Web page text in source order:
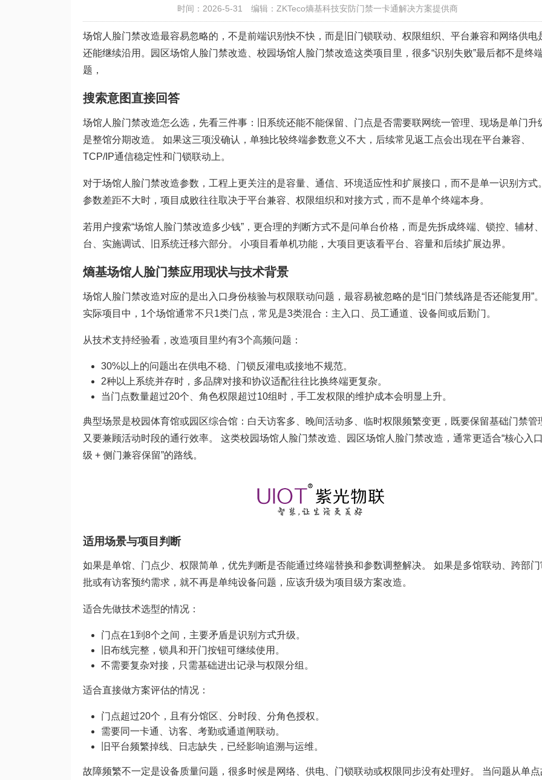
时间：2026-5-31 编辑：ZKTeco熵基科技安防门禁一卡通解决方案提供商
场馆人脸门禁改造最容易忽略的，不是前端识别快不快，而是旧门锁联动、权限组织、平台兼容和网络供电
还能继续沿用。园区场馆人脸门禁改造、校园场馆人脸门禁改造这类项目里，很多“识别失败”最后都不是终
题，
搜索意图直接回答
场馆人脸门禁改造怎么选，先看三件事：旧系统还能不能保留、门点是否需要联网统一管理、现场是单门升
是整馆分期改造。 如果这三项没确认，单独比较终端参数意义不大，后续常见返工点会出现在平台兼容、
TCP/IP通信稳定性和门锁联动上。
对于场馆人脸门禁改造参数，工程上更关注的是容量、通信、环境适应性和扩展接口，而不是单一识别方式
参数差距不大时，项目成败往往取决于平台兼容、权限组织和对接方式，而不是单个终端本身。
若用户搜索“场馆人脸门禁改造多少钱”，更合理的判断方式不是问单台价格，而是先拆成终端、锁控、辅材
台、实施调试、旧系统迁移六部分。 小项目看单机功能，大项目更该看平台、容量和后续扩展边界。
熵基场馆人脸门禁应用现状与技术背景
场馆人脸门禁改造对应的是出入口身份核验与权限联动问题，最容易被忽略的是“旧门禁线路是否还能复用”
实际项目中，1个场馆通常不只1类门点，常见是3类混合：主入口、员工通道、设备间或后勤门。
从技术支持经验看，改造项目里约有3个高频问题：
30%以上的问题出在供电不稳、门锁反灌电或接地不规范。
2种以上系统并存时，多品牌对接和协议适配往往比换终端更复杂。
当门点数量超过20个、角色权限超过10组时，手工发权限的维护成本会明显上升。
典型场景是校园体育馆或园区综合馆：白天访客多、晚间活动多、临时权限频繁变更，既要保留基础门禁管
又要兼顾活动时段的通行效率。 这类校园场馆人脸门禁改造、园区场馆人脸门禁改造，通常更适合“核心入
级 + 侧门兼容保留”的路线。
适用场景与项目判断
如果是单馆、门点少、权限简单，优先判断是否能通过终端替换和参数调整解决。 如果是多馆联动、跨部门
批或有访客预约需求，就不再是单纯设备问题，应该升级为项目级方案改造。
适合先做技术选型的情况：
门点在1到8个之间，主要矛盾是识别方式升级。
旧布线完整，锁具和开门按钮可继续使用。
不需要复杂对接，只需基础进出记录与权限分组。
适合直接做方案评估的情况：
门点超过20个，且有分馆区、分时段、分角色授权。
需要同一卡通、访客、考勤或通道闸联动。
旧平台频繁掉线、日志缺失，已经影响追溯与运维。
故障频繁不一定是设备质量问题，很多时候是网络、供电、门锁联动或权限同步没有处理好。 当问题从单点